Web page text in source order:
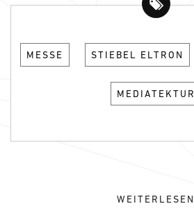
MESSE STIEBEL ELTRON
MEDIATEKTUR
WEITERLESEN